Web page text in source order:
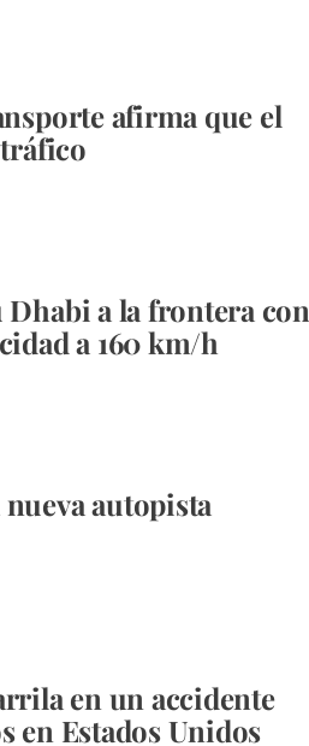
afirma que el
Dhabi a la frontera con
a 160 km/h
autopista
en un accidente
en Estados Unidos